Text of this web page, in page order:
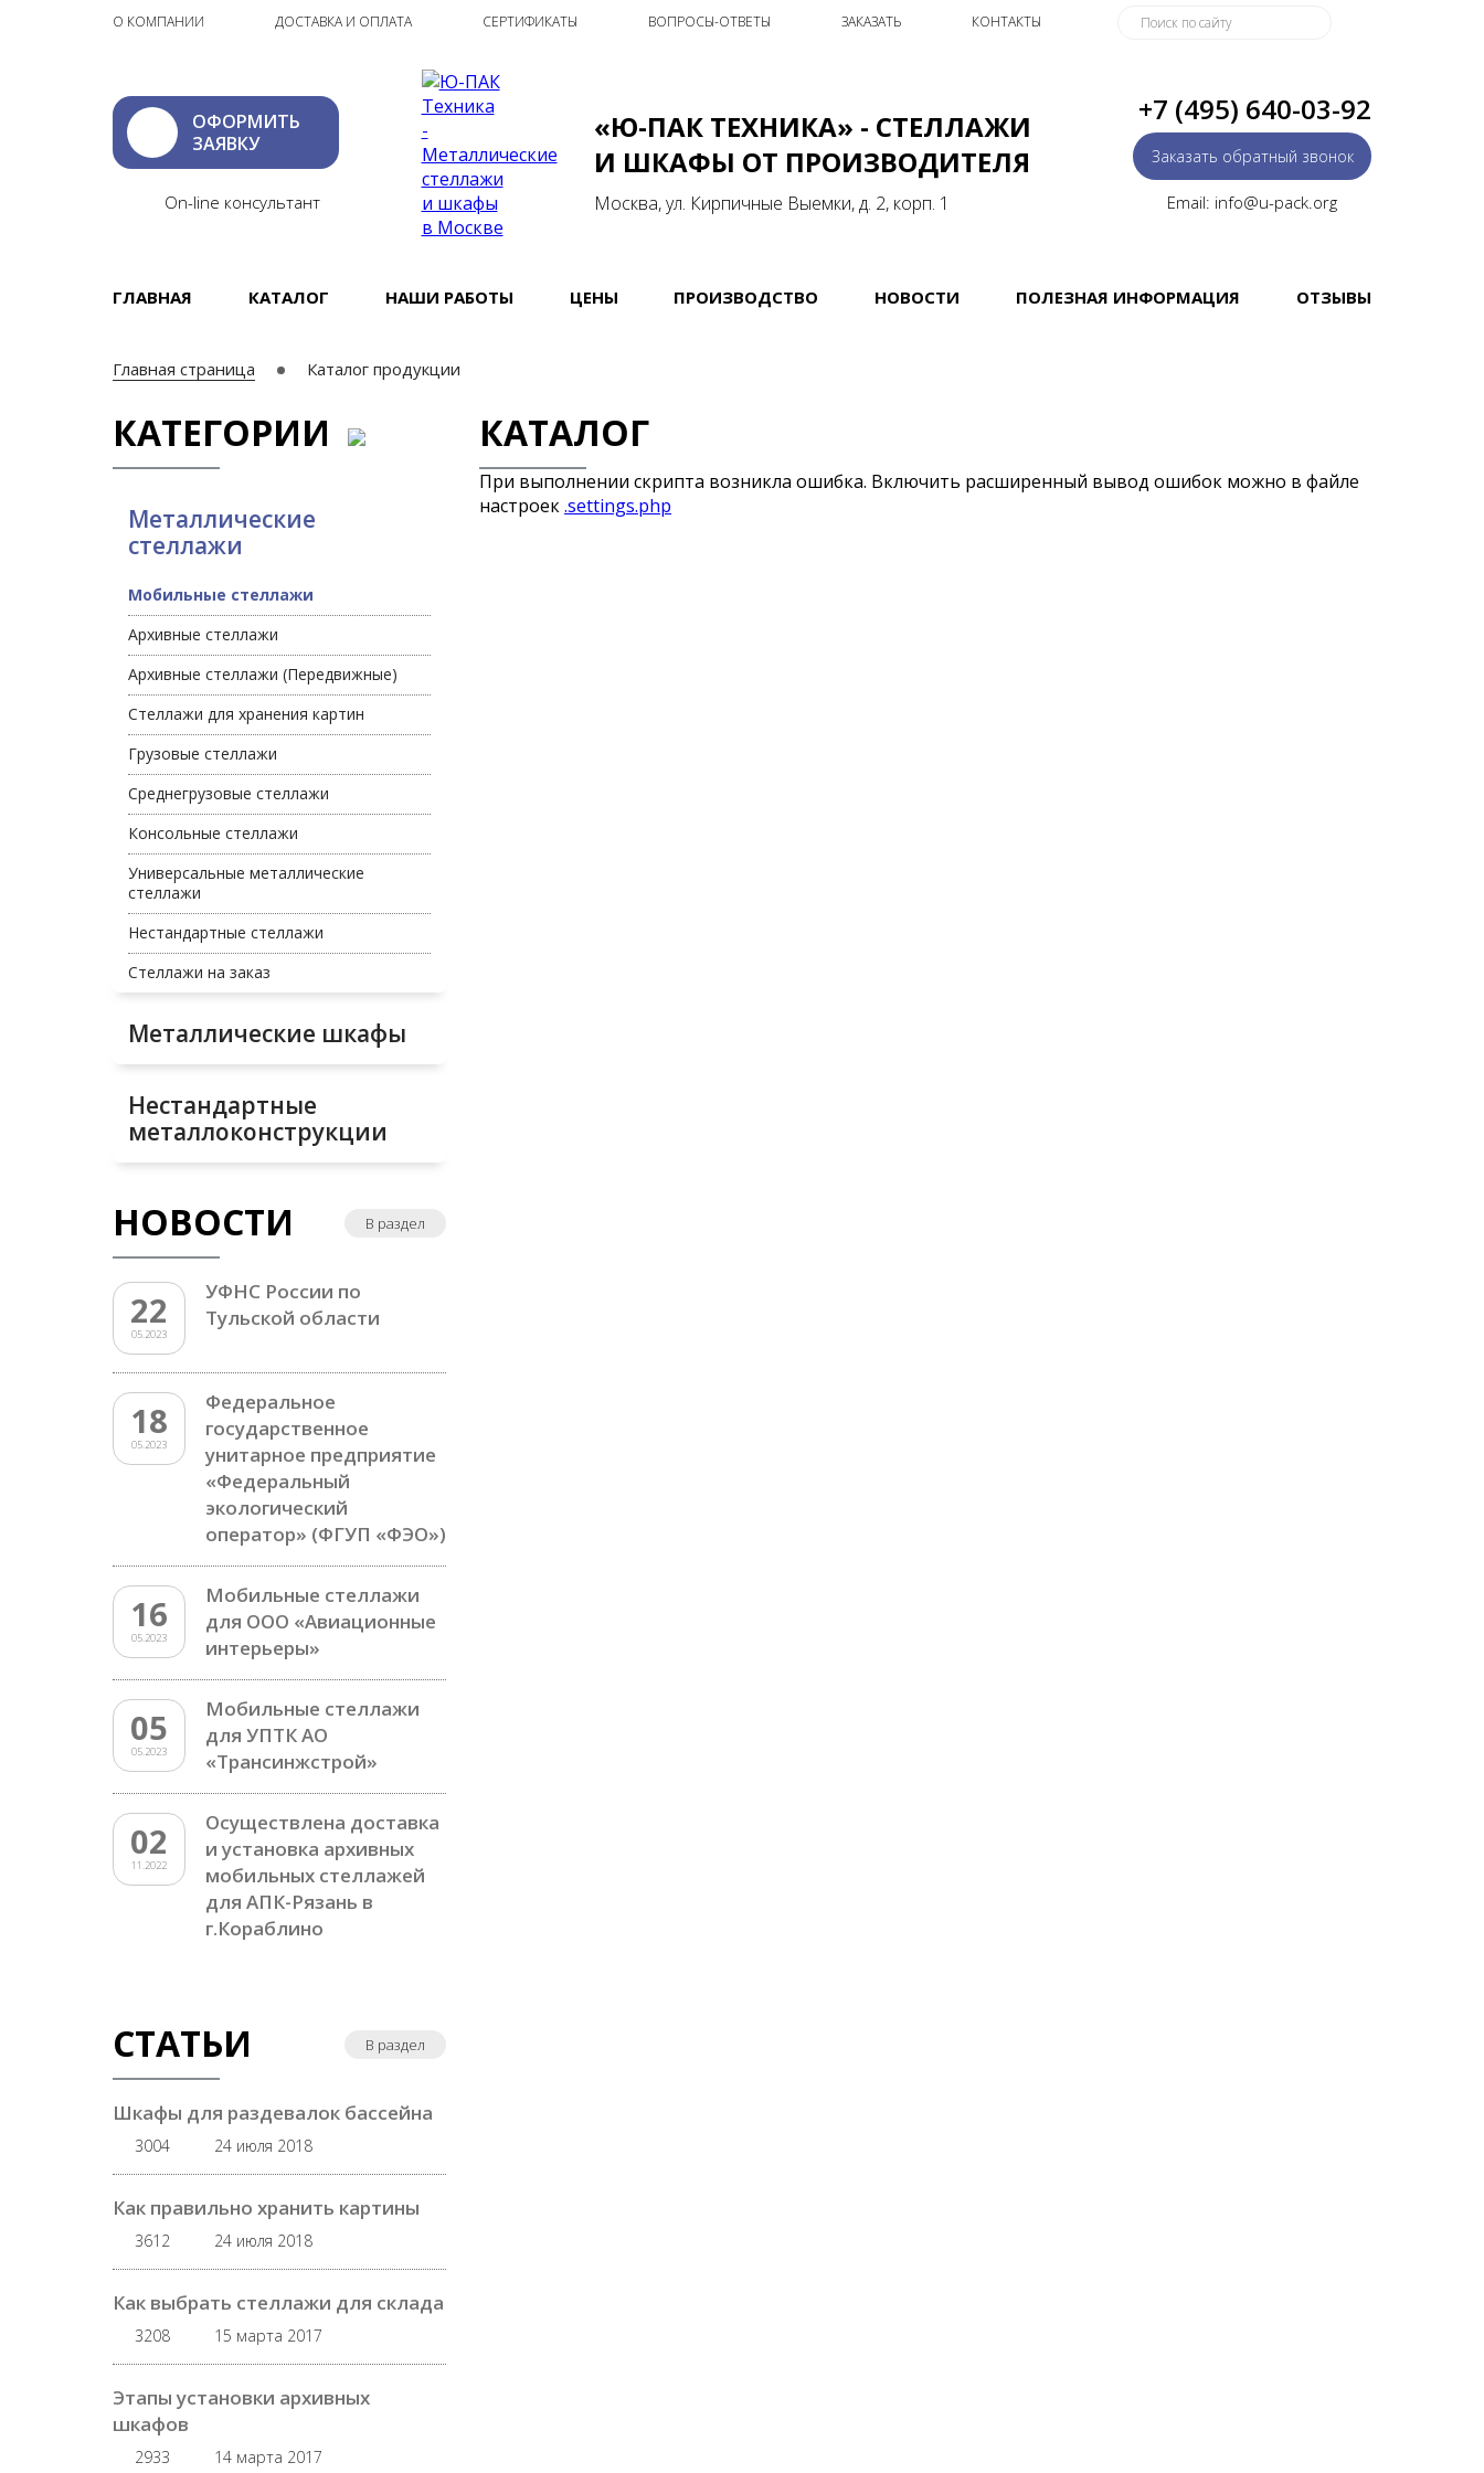
О КОМПАНИИ ДОСТАВКА И ОПЛАТА СЕРТИФИКАТЫ ВОПРОСЫ-ОТВЕТЫ ЗАКАЗАТЬ КОНТАКТЫ
«Ю-ПАК ТЕХНИКА» - СТЕЛЛАЖИ
И ШКАФЫ ОТ ПРОИЗВОДИТЕЛЯ
Москва, ул. Кирпичные Выемки, д. 2, корп. 1
ОФОРМИТЬ
ЗАЯВКУ
On-line консультант
+7 (495) 640-03-92
Заказать обратный звонок
Email: info@u-pack.org
ГЛАВНАЯ КАТАЛОГ НАШИ РАБОТЫ ЦЕНЫ ПРОИЗВОДСТВО НОВОСТИ ПОЛЕЗНАЯ ИНФОРМАЦИЯ ОТЗЫВЫ
Главная страница Каталог продукции
КАТЕГОРИИ
Металлические
стеллажи
Мобильные стеллажи
Архивные стеллажи
Архивные стеллажи (Передвижные)
Стеллажи для хранения картин
Грузовые стеллажи
Среднегрузовые стеллажи
Консольные стеллажи
Универсальные металлические
стеллажи
Нестандартные стеллажи
Стеллажи на заказ
Металлические шкафы
Нестандартные
металлоконструкции
НОВОСТИ В раздел
22
05.2023
УФНС России по
Тульской области
18
05.2023
Федеральное
государственное
унитарное предприятие
«Федеральный
экологический
оператор» (ФГУП «ФЭО»)
16
05.2023
Мобильные стеллажи
для ООО «Авиационные
интерьеры»
05
05.2023
Мобильные стеллажи
для УПТК АО
«Трансинжстрой»
02
11.2022
Осуществлена доставка
и установка архивных
мобильных стеллажей
для АПК-Рязань в
г.Кораблино
СТАТЬИ В раздел
Шкафы для раздевалок бассейна
3004 24 июля 2018
Как правильно хранить картины
3612 24 июля 2018
Как выбрать стеллажи для склада
3208 15 марта 2017
Этапы установки архивных
шкафов
2933 14 марта 2017
КАТАЛОГ
При выполнении скрипта возникла ошибка. Включить расширенный вывод ошибок можно в файле
настроек.settings.php